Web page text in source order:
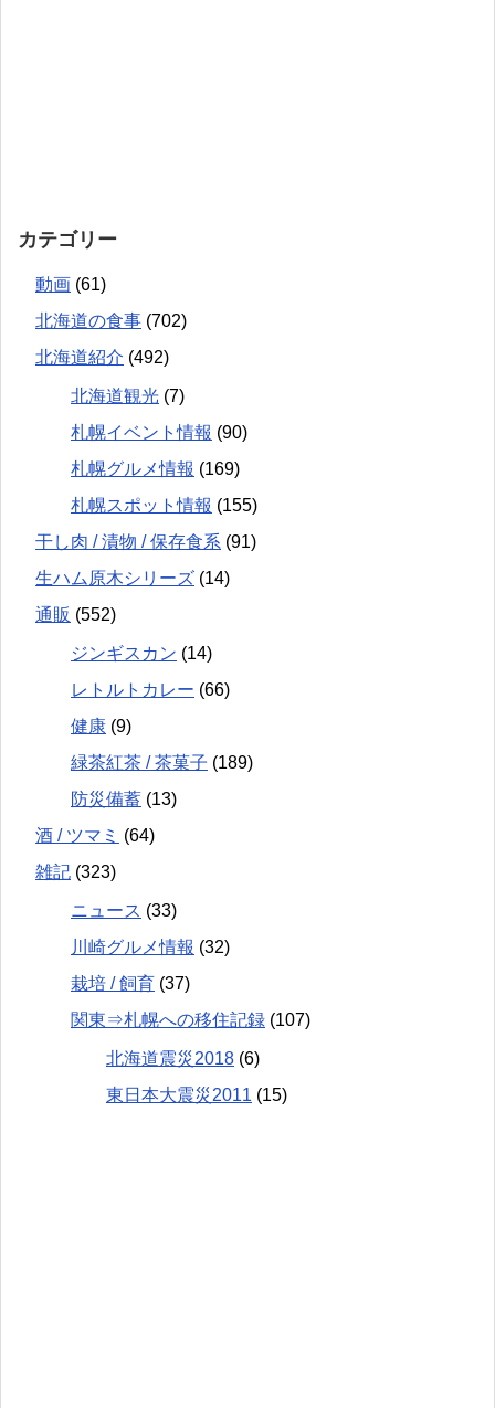
カテゴリー
動画 (61)
北海道の食事 (702)
北海道紹介 (492)
北海道観光 (7)
札幌イベント情報 (90)
札幌グルメ情報 (169)
札幌スポット情報 (155)
干し肉 / 漬物 / 保存食系 (91)
生ハム原木シリーズ (14)
通販 (552)
ジンギスカン (14)
レトルトカレー (66)
健康 (9)
緑茶紅茶 / 茶菓子 (189)
防災備蓄 (13)
酒 / ツマミ (64)
雑記 (323)
ニュース (33)
川崎グルメ情報 (32)
栽培 / 飼育 (37)
関東⇒札幌への移住記録 (107)
北海道震災2018 (6)
東日本大震災2011 (15)